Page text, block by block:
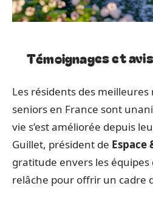
Témoignages et
Les résidents des
seniors en France sont
vie s’est améliorée depuis
Guillet, président de Espace
gratitude envers les
relâche pour offrir un cadre